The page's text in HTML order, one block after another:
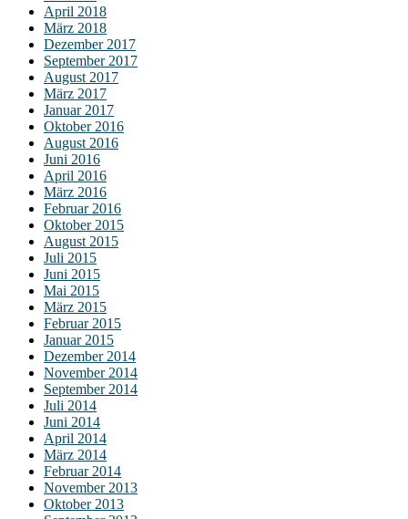
April 2018
März 2018
Dezember 2017
September 2017
August 2017
März 2017
Januar 2017
Oktober 2016
August 2016
Juni 2016
April 2016
März 2016
Februar 2016
Oktober 2015
August 2015
Juli 2015
Juni 2015
Mai 2015
März 2015
Februar 2015
Januar 2015
Dezember 2014
November 2014
September 2014
Juli 2014
Juni 2014
April 2014
März 2014
Februar 2014
November 2013
Oktober 2013